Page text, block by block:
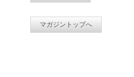
マガジントップへ